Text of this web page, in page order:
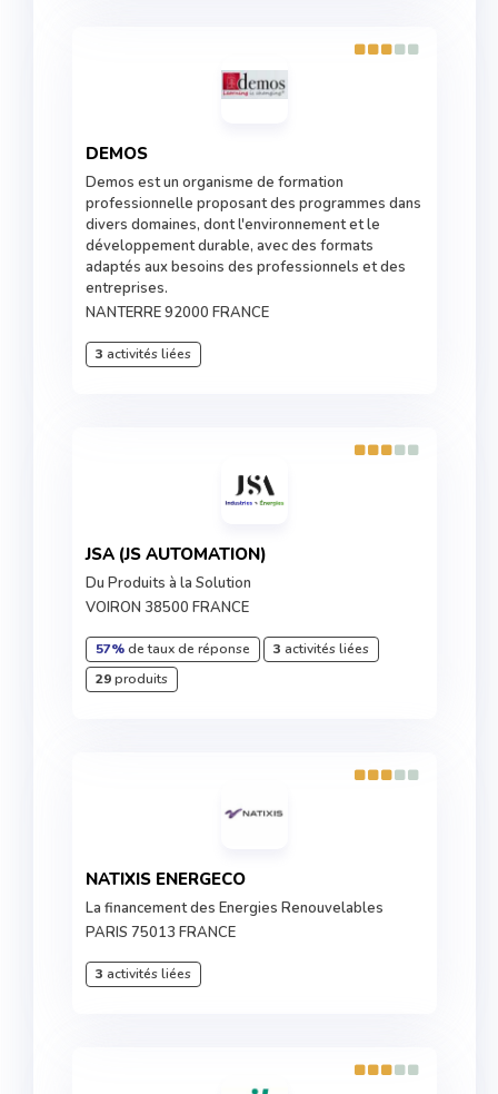
DEMOS
Demos est un organisme de formation
professionnelle proposant des programmes dans
divers domaines, dont l'environnement et le
développement durable, avec des formats
adaptés aux besoins des professionnels et des
entreprises.
NANTERRE 92000 FRANCE
3 activités liées
JSA (JS AUTOMATION)
Du Produits à la Solution
VOIRON 38500 FRANCE
57%de taux de réponse 3 activités liées
29produits
NATIXIS ENERGECO
La financement des Energies Renouvelables
PARIS 75013 FRANCE
3 activités liées